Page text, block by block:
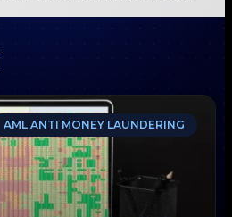
AML ANTI MONEY LAUNDERING